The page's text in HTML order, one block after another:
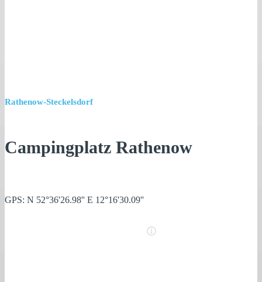
Rathenow-Steckelsdorf
Campingplatz Rathenow
GPS: N 52°36'26.98'' E 12°16'30.09''